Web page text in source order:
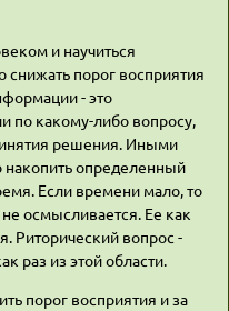
и научиться
снижать порог восприятия
- это
по какому-либо вопросу,
решения. Иными
накопить определенный
Если времени мало, то
осмысливается. Ее как
Риторический вопрос -
раз из этой области.
порог восприятия и за